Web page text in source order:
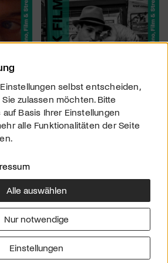
Downloads
Werben
Impressum
selbst entscheiden,
zulassen möchten. Bitte
Basis Ihrer Einstellungen
alle Funktionalitäten der Seite
Alle auswählen
Nur notwendige
Einstellungen